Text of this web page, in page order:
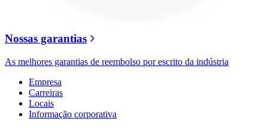
Nossas garantias
As melhores garantias de reembolso por escrito da indústria
Empresa
Carreiras
Locais
Informação corporativa